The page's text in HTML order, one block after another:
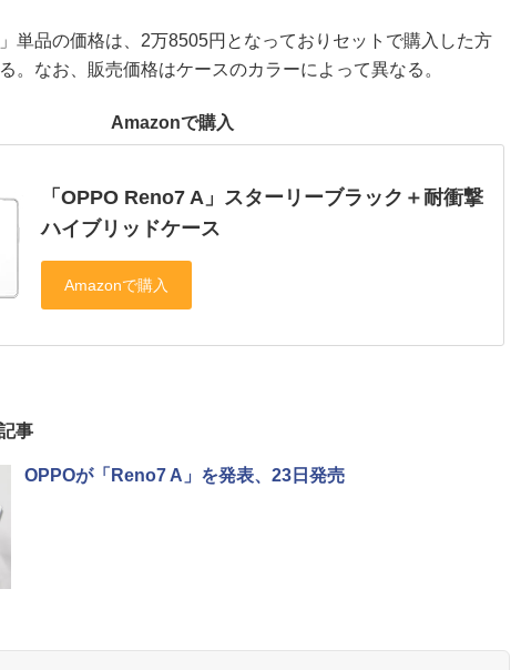
単品の価格は、2万8505円となっておりセットで購入した方
。なお、販売価格はケースのカラーによって異なる。
Amazonで購入
「OPPO Reno7 A」スターリーブラック＋耐衝撃
ハイブリッドケース
事
OPPOが「Reno7 A」を発表、23日発売